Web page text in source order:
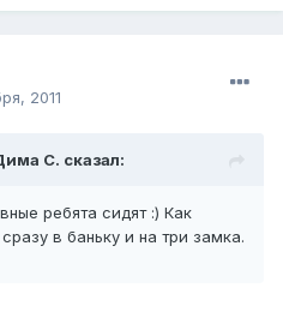
2011
С. сказал:
ребята сидят :) Как
в баньку и на три замка.